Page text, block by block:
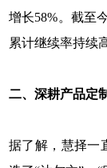
增长58%。截至
累计继续率持续
二、深耕产品定
据了解，慧择一